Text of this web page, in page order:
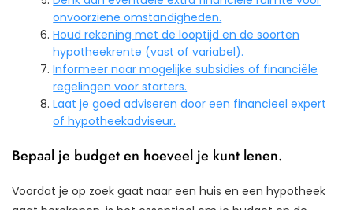
onvoorziene omstandigheden.
Houd rekening met de looptijd en de soorten
hypotheekrente (vast of variabel).
Informeer naar mogelijke subsidies of financiële
regelingen voor starters.
Laat je goed adviseren door een financieel expert
of hypotheekadviseur.
Bepaal je budget en hoeveel je kunt lenen.
Voordat je op zoek gaat naar een huis en een hypotheek